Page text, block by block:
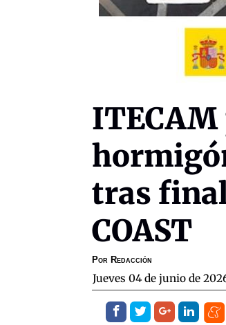
tras
COAST
Por Redacción
jueves 04 de junio de